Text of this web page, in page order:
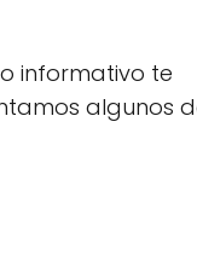
informativo te
algunos